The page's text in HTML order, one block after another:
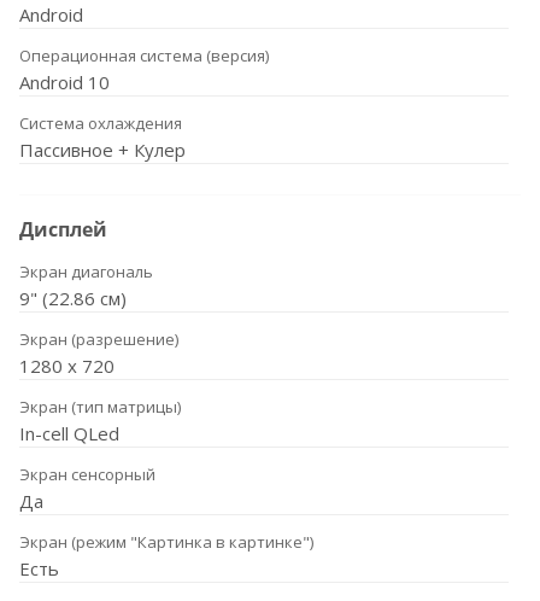
Android
Операционная система (версия)
Android 10
Система охлаждения
Пассивное + Кулер
Дисплей
Экран диагональ
9" (22.86 см)
Экран (разрешение)
1280 х 720
Экран (тип матрицы)
In-cell QLed
Экран сенсорный
Да
Экран (режим "Картинка в картинке")
Есть